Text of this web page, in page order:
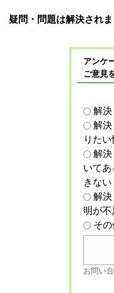
疑問・問題は解決され
アンケ
ご意見
解
解
りた
解
いて
きない
解
明が
そ
お問い